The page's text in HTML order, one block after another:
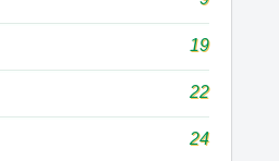
19
22
24